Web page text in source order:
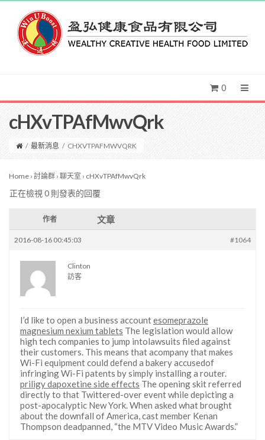
0
cHXvTPAfMwvQrk
/ 最新消息 / CHXVTPAFMWVQRK
Home › 討論群 › 聊天室 › cHXvTPAfMwvQrk
正在檢視 0 則發表的回覆
作者 文章
2016-08-16 00:45:03 #1064
Clinton
訪客
I’d like to open a business accountesomeprazole
magnesium nexium tablets The legislation would allow
high tech companies to jump intolawsuits filed against
their customers. This means that acompany that makes
Wi-Fi equipment could defend a bakery accusedof
infringing Wi-Fi patents by simply installing a router.
priligy dapoxetine side effects The opening skit referred
directly to that Twittered-over event while depicting a
post-apocalyptic New York. When asked what brought
about the downfall of America, cast member Kenan
Thompson deadpanned, “the MTV Video Music Awards.”